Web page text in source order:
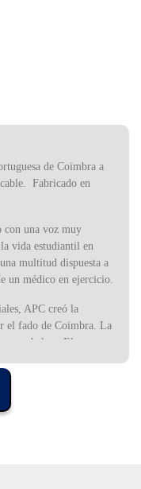
de Coimbra a
Fabricado en
con una voz muy
vida estudiantil en
multitud dispuesta a
un médico en ejercicio.
APC creó la
el fado de Coimbra. La
aros de koa. El
en forma de
de Coimbra. El